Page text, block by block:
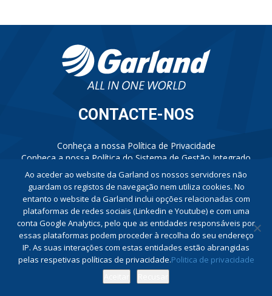
CONTACTE-NOS
Conheça a nossa Política de Privacidade
Conheça a nossa Política do Sistema de Gestão Integrado
Livro de Reclamações
Canal de Denúncias
Ao aceder ao website da Garland os nossos servidores não
guardam os registos de navegação nem utiliza cookies. No
entanto o website da Garland inclui opções relacionadas com
plataformas de redes sociais (Linkedin e Youtube) e com uma
conta Google Analytics, pelo que as entidades responsáveis por
essas plataformas podem proceder à recolha do seu endereço
IP. As suas interações com estas entidades estão abrangidas
pelas respetivas políticas de privacidade.Politica de privacidade